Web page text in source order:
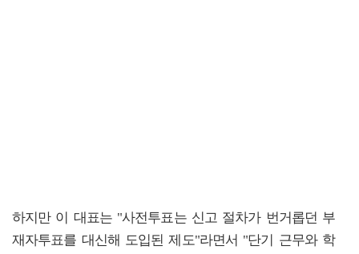
하지만 이 대표는 "사전투표는 신고 절차가 번거롭던 부
재자투표를 대신해 도입된 제도"라면서 "단기 근무와 학